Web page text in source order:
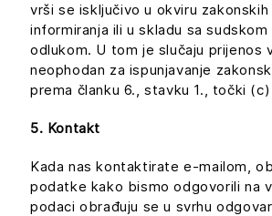
vrši se isključivo u okviru
informiranja ili u skladu sa
odlukom. U tom je slučaju prijenos
neophodan za ispunjavanje
prema članku 6., stavku 1., točki (c)
5. Kontakt
Kada nas kontaktirate e-mailom,
podatke kako bismo odgovorili na
podaci obrađuju se u svrhu